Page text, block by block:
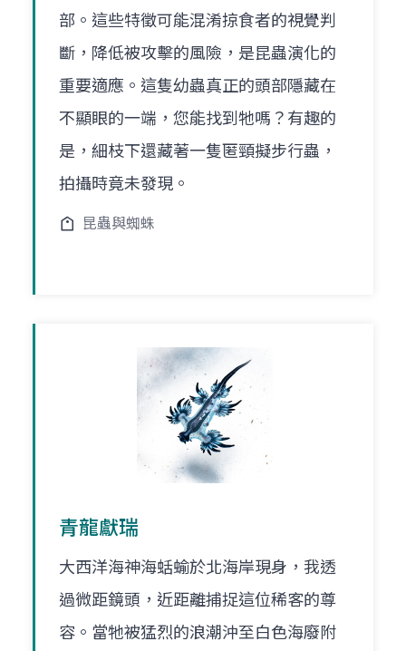
部。這些特徵可能混淆掠食者的視覺判
斷，降低被攻擊的風險，是昆蟲演化的
重要適應。這隻幼蟲真正的頭部隱藏在
不顯眼的一端，您能找到牠嗎？有趣的
是，細枝下還藏著一隻匿頸擬步行蟲，
拍攝時竟未發現。
昆蟲與蜘蛛
青龍獻瑞
大西洋海神海蛞蝓於北海岸現身，我透
過微距鏡頭，近距離捕捉這位稀客的尊
容。當牠被猛烈的浪潮沖至白色海廢附